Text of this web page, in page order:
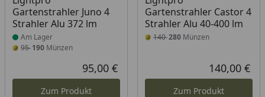
Gartenstrahler Juno 4
Strahler Alu 372 lm
Am Lager
95190 Münzen
Aktueller Preis
95,00 €
Zum Produkt
Gartenstrahler Castor 4
Strahler Alu 40-400 lm
140280Münzen
140,00 €
Zum Produkt